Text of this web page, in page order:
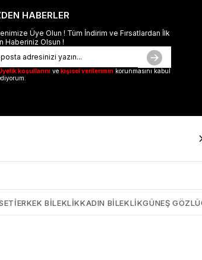
HABERLER
Üye Olun ! Tüm İndirim ve Fırsatlardan İlk
Haberiniz Olsun !
koşullarını ve kişisel verilerimin korunmasını kabul
ERKEK BILEKLIKKADIN BILEKLIKGÜNEŞ